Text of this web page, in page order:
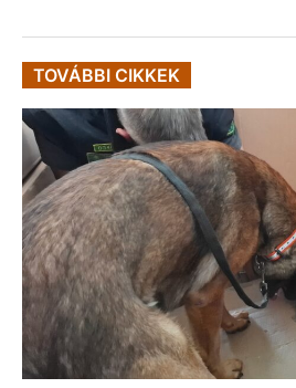
TOVÁBBI CIKKEK